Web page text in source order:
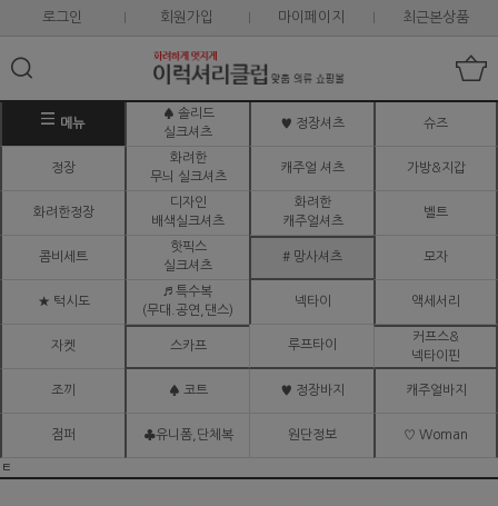
로그인 회원가입 마이페이지 최근본상품
메뉴
♠ 솔리드
실크셔츠
♥ 정장셔츠 슈즈
정장
화려한
무늬 실크셔츠
캐주얼 셔츠 가방&지갑
화려한정장
디자인
배색실크셔츠
화려한
캐주얼셔츠
벨트
콤비세트
핫픽스
실크셔츠
# 망사셔츠 모자
★ 턱시도
♬ 특수복
(무대.공연,댄스)
넥타이 액세서리
자켓 스카프 루프타이
커프스&
넥타이핀
조끼 ♠ 코트 ♥ 정장바지 캐주얼바지
점퍼 ♣유니폼,단체복 원단정보 ♡ Woman
ㅌ